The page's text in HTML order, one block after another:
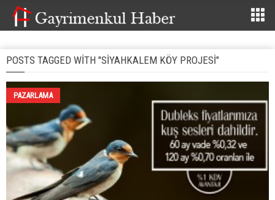
POSTS TAGGED WITH "SIYAHKALEM KÖY PROJESI"
PAZARLAMA